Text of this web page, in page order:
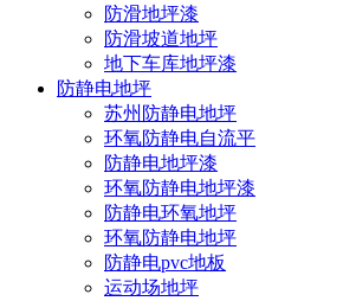
防滑地坪漆
防滑坡道地坪
地下车库地坪漆
防静电地坪
苏州防静电地坪
环氧防静电自流平
防静电地坪漆
环氧防静电地坪漆
防静电环氧地坪
环氧防静电地坪
防静电pvc地板
运动场地坪